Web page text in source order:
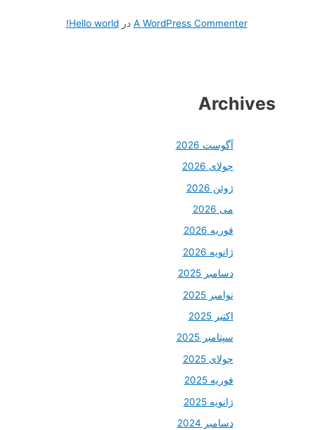
A WordPress Commenter درHello world!
Archives
آگوست 2026
جولای 2026
ژوئن 2026
می 2026
فوریه 2026
ژانویه 2026
دسامبر 2025
نوامبر 2025
اکتبر 2025
سپتامبر 2025
جولای 2025
فوریه 2025
ژانویه 2025
دسامبر 2024